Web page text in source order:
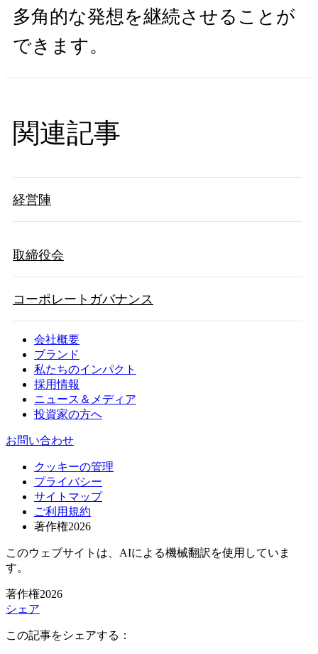
多角的な発想を継続させることが
できます。
関連記事
経営陣
取締役会
コーポレートガバナンス
会社概要
ブランド
私たちのインパクト
採用情報
ニュース＆メディア
投資家の方へ
お問い合わせ
クッキーの管理
プライバシー
サイトマップ
ご利用規約
著作権2026
このウェブサイトは、AIによる機械翻訳を使用していま
す。
著作権2026
シェア
この記事をシェアする：